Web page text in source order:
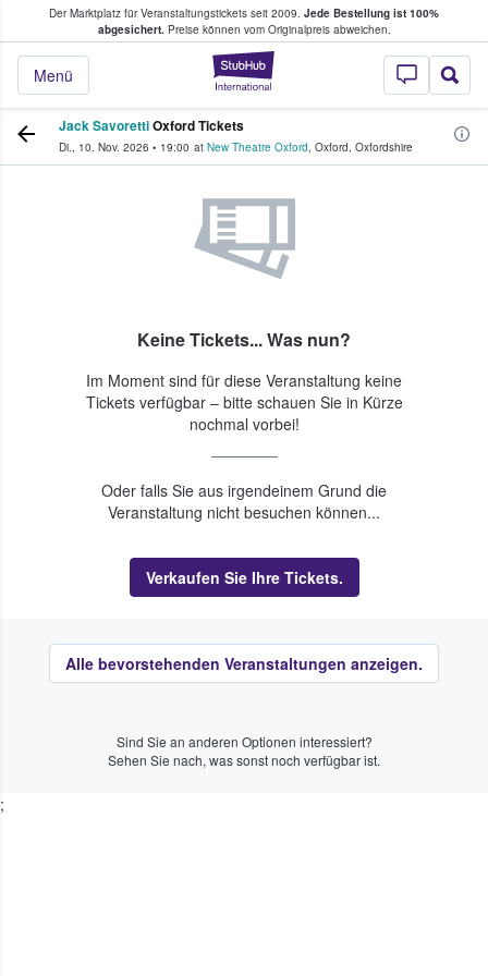
Der Marktplatz für Veranstaltungstickets seit 2009. Jede Bestellung ist 100%
abgesichert.Preise können vom Originalpreis abweichen.
StubHub - Wo
Menü
Tickets kaufen & verkaufen
Jack SavorettiOxford Tickets
Di., 10. Nov. 2026 • 19:00 at New Theatre Oxford, Oxford, Oxfordshire
Keine Tickets... Was nun?
Im Moment sind für diese Veranstaltung keine
Tickets verfügbar – bitte schauen Sie in Kürze
nochmal vorbei!
Oder falls Sie aus irgendeinem Grund die
Veranstaltung nicht besuchen können...
Verkaufen Sie Ihre Tickets.
Alle bevorstehenden Veranstaltungen anzeigen.
Sind Sie an anderen Optionen interessiert?
Sehen Sie nach, was sonst noch verfügbar ist.
;